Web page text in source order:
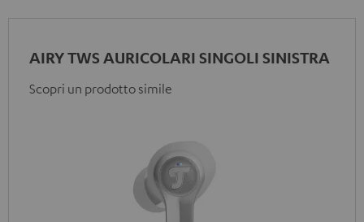
AIRY TWS AURICOLARI SINGOLI SINISTRA
Scopri un prodotto simile